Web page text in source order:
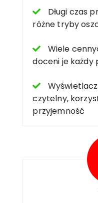
Długi czas
różne tryby
Wiele
doceni je każdy
czytelny,
przyjemność